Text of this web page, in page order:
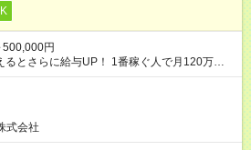
円
とさらに給与UP！ 1番稼ぐ人で月120万ほ
ルイメージ＞ ■月収50万
区在住)※元建築関係 1日150個配達×25日勤務
式会社